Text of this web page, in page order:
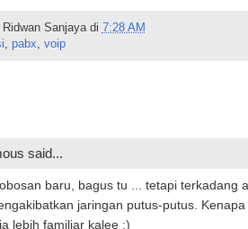
Ridwan Sanjaya di 7:28 AM
pabx voip
said...
baru, bagus tu ... tetapi terkadang
jaringan putus-putus.
lebih familiar kalee :)